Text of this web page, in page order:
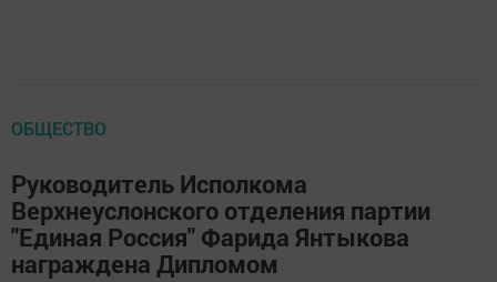
ОБЩЕСТВО
Руководитель Исполкома
Верхнеуслонского отделения партии
"Единая Россия" Фарида Янтыкова
награждена Дипломом